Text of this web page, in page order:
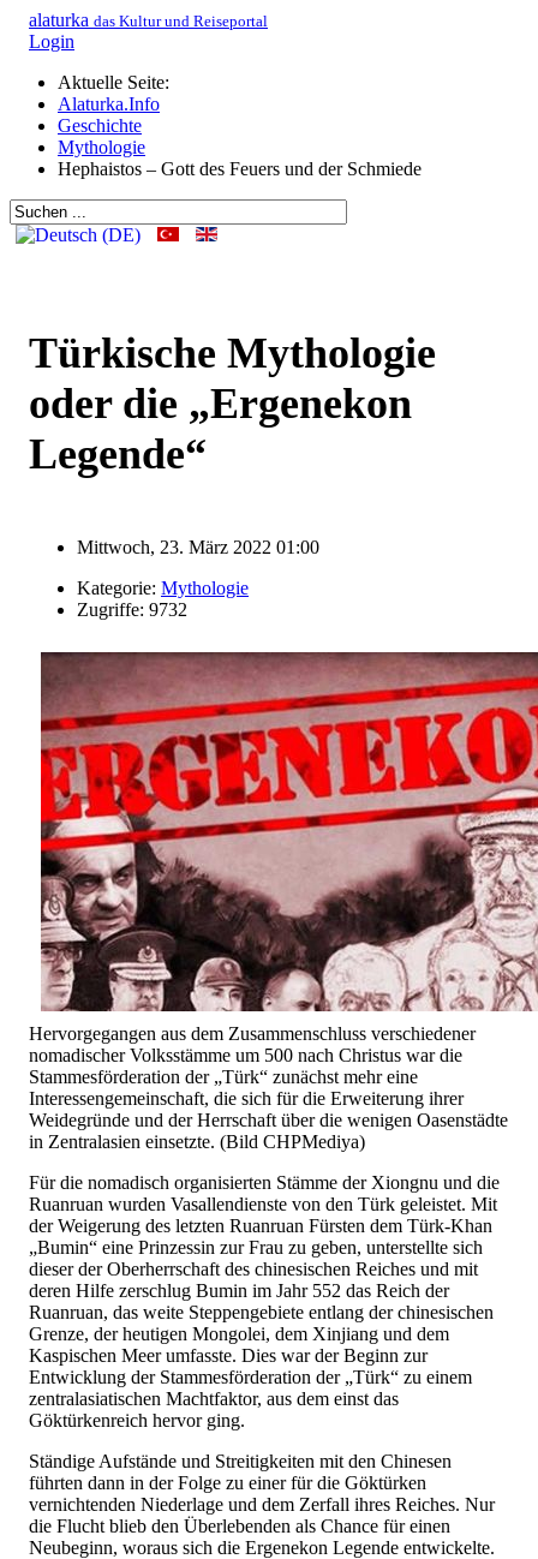
alaturka das Kultur und Reiseportal
Login
Aktuelle Seite:
Alaturka.Info
Geschichte
Mythologie
Hephaistos – Gott des Feuers und der Schmiede
Türkische Mythologie
oder die „Ergenekon
Legende“
Mittwoch, 23. März 2022 01:00
Kategorie: Mythologie
Zugriffe: 9732
Hervorgegangen aus dem Zusammenschluss verschiedener
nomadischer Volksstämme um 500 nach Christus war die
Stammesförderation der „Türk“ zunächst mehr eine
Interessengemeinschaft, die sich für die Erweiterung ihrer
Weidegründe und der Herrschaft über die wenigen Oasenstädte
in Zentralasien einsetzte. (Bild CHPMediya)
Für die nomadisch organisierten Stämme der Xiongnu und die
Ruanruan wurden Vasallendienste von den Türk geleistet. Mit
der Weigerung des letzten Ruanruan Fürsten dem Türk-Khan
„Bumin“ eine Prinzessin zur Frau zu geben, unterstellte sich
dieser der Oberherrschaft des chinesischen Reiches und mit
deren Hilfe zerschlug Bumin im Jahr 552 das Reich der
Ruanruan, das weite Steppengebiete entlang der chinesischen
Grenze, der heutigen Mongolei, dem Xinjiang und dem
Kaspischen Meer umfasste. Dies war der Beginn zur
Entwicklung der Stammesförderation der „Türk“ zu einem
zentralasiatischen Machtfaktor, aus dem einst das
Göktürkenreich hervor ging.
Ständige Aufstände und Streitigkeiten mit den Chinesen
führten dann in der Folge zu einer für die Göktürken
vernichtenden Niederlage und dem Zerfall ihres Reiches. Nur
die Flucht blieb den Überlebenden als Chance für einen
Neubeginn, woraus sich die Ergenekon Legende entwickelte.